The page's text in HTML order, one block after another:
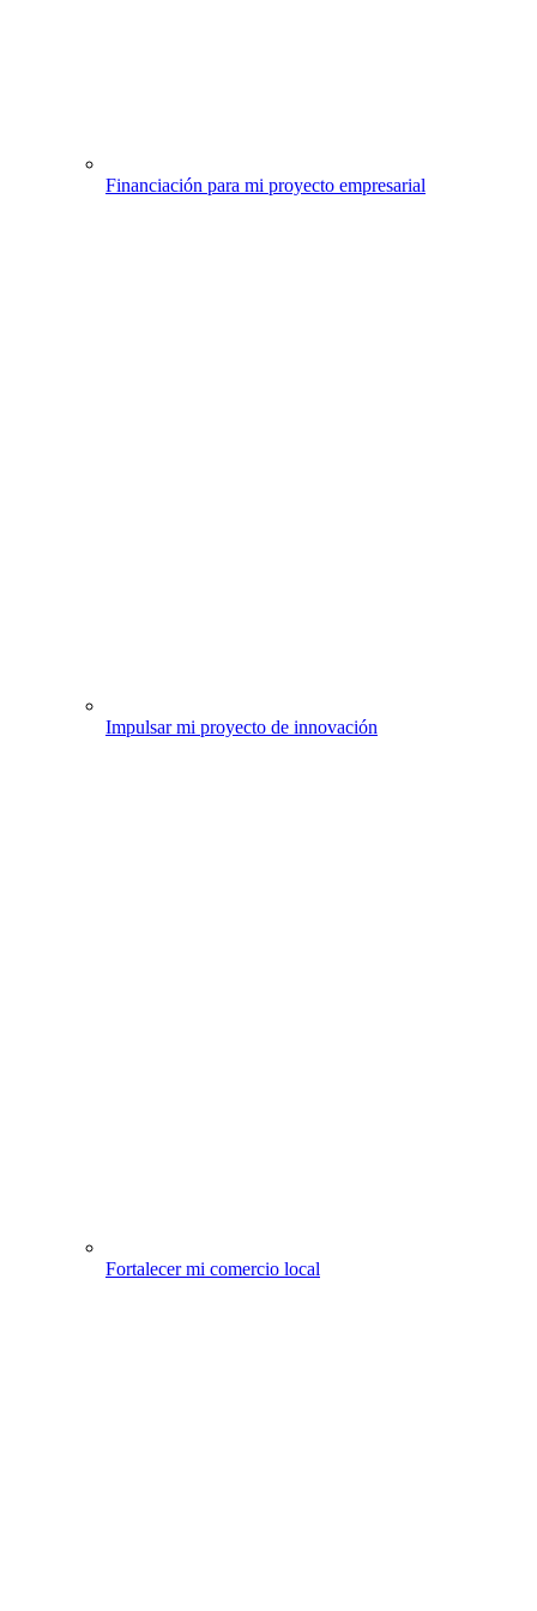
Financiación para mi proyecto empresarial
Impulsar mi proyecto de innovación
Fortalecer mi comercio local